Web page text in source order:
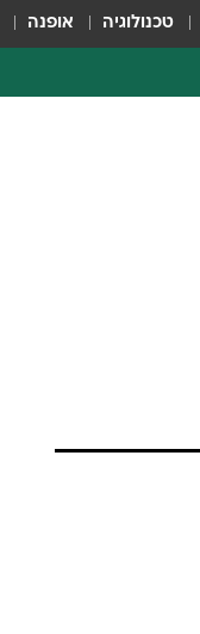
טכנולוגיה אופנה